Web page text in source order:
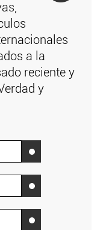
a la
reciente y
y
‌
‌
‌